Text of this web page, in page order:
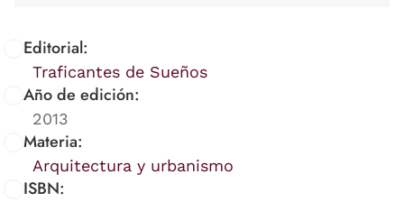
Editorial:
Traficantes de Sueños
Año de edición:
2013
Materia:
Arquitectura y urbanismo
ISBN: